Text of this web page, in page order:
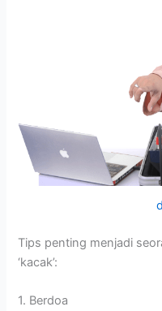
Tips penting menjadi
‘kacak’:
1. Berdoa